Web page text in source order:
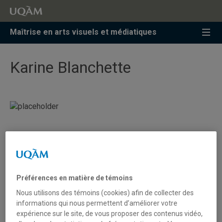
Accéder
recherche
Accéder
menu
pricipal
Accéder
zone
Maîtrise en arts visuels et médiatiques
Karine Blanchette
portrait des pratiques de trois
au primaire en situation de
précarité
Préférences en matière de témoins
Nous utilisons des témoins (cookies) afin de collecter des
informations qui nous permettent d’améliorer votre
expérience sur le site, de vous proposer des contenus vidéo,